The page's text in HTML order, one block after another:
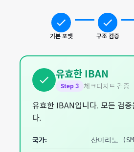
기본 포맷 구조 검증
유효한 IBAN
Step 3 체크디지트 검증
유효한 IBAN입니다. 모든 검증
다.
국가: 산마리노 (SM